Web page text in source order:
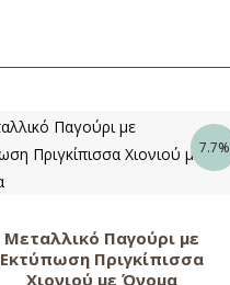
7.7%
Μεταλλικό Παγούρι με
Εκτύπωση Πριγκίπισσα
Χιονιού με Όνομα